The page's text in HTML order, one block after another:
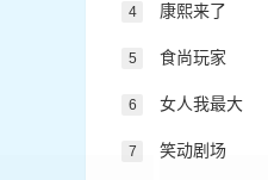
4 康熙来了
5 食尚玩家
6 女人我最大
7 笑动剧场